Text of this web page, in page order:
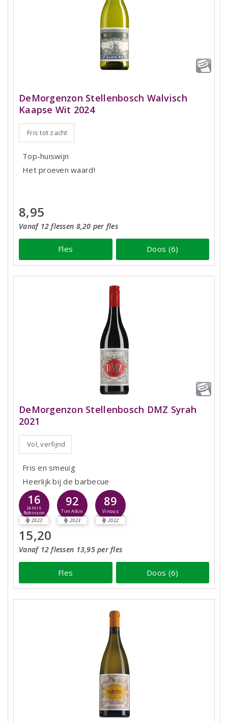
DeMorgenzon Stellenbosch Walvisch
Kaapse Wit 2024
Fris tot zacht
Top-huiswijn
Het proeven waard!
8,95
Vanaf 12 flessen 8,20 per fles
Fles Doos (6)
DeMorgenzon Stellenbosch DMZ Syrah
2021
Vol, verfijnd
Fris en smeuïg
Heerlijk bij de barbecue
16
Jancis
Robinson
2023
92
Tim Atkin
2023
89
Vinous
2022
15,20
Vanaf 12 flessen 13,95 per fles
Fles Doos (6)